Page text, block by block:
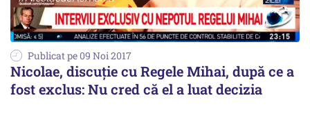
Publicat pe 09 Noi 2017
Nicolae, discuție cu Regele Mihai, după ce a
fost exclus: Nu cred că el a luat decizia